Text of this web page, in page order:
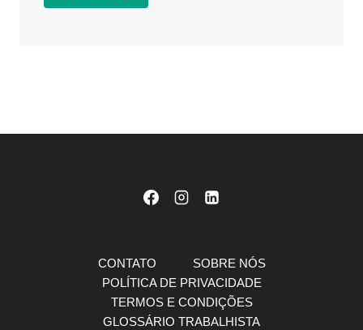
CONTATO
SOBRE NÓS
POLÍTICA DE PRIVACIDADE
TERMOS E CONDIÇÕES
GLOSSÁRIO TRABALHISTA